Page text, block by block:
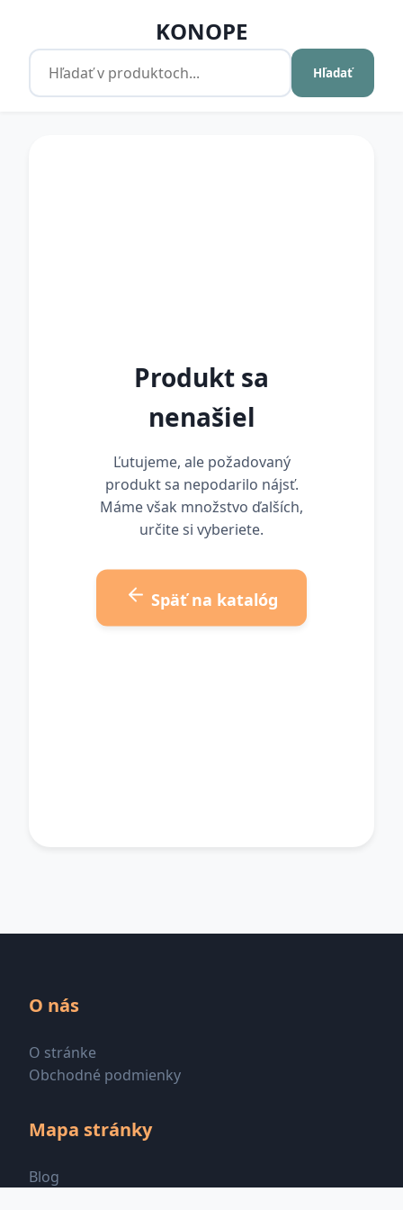
KONOPE
Hľadať
Produkt sa
nenašiel
Ľutujeme, ale požadovaný
produkt sa nepodarilo nájsť.
Máme však množstvo ďalších,
určite si vyberiete.
Späť na katalóg
O nás
O stránke
Obchodné podmienky
Mapa stránky
Blog